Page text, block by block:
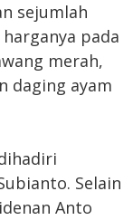
sejumlah
pada
merah,
daging ayam
Selain
Anto